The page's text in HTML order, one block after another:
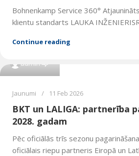
Bohnenkamp Service 360°
klientu standarts LAUKA
Continue reading
admin
Jaunumi 11 Feb 2026
BKT un LALIGA: partnerība
2028. gadam
Pēc oficiālās trīs sezonu
oficiālais riepu partneris Eiropā un